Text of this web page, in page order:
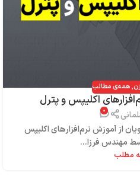
,همه‌ی مطالب
اکلیپس و پترل
۰
از آموزش نرم‌افزارهای اکلیپس
مطلب